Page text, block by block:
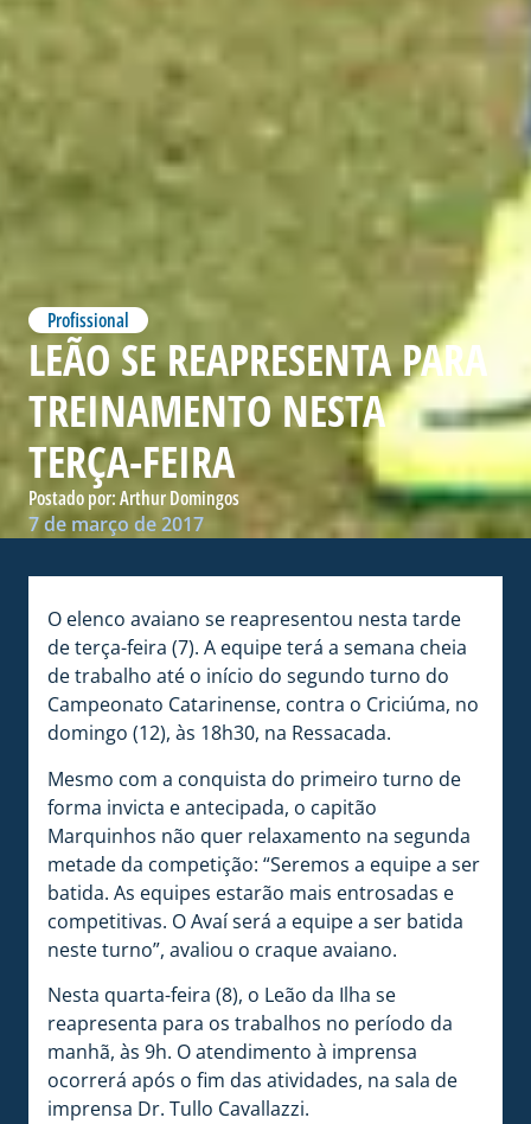
Profissional
LEÃO SE REAPRESENTA PARA
TREINAMENTO NESTA
TERÇA-FEIRA
Postado por:Arthur Domingos
7 de março de 2017
O elenco avaiano se reapresentou nesta tarde
de terça-feira (7). A equipe terá a semana cheia
de trabalho até o início do segundo turno do
Campeonato Catarinense, contra o Criciúma, no
domingo (12), às 18h30, na Ressacada.
Mesmo com a conquista do primeiro turno de
forma invicta e antecipada, o capitão
Marquinhos não quer relaxamento na segunda
metade da competição: “Seremos a equipe a ser
batida. As equipes estarão mais entrosadas e
competitivas. O Avaí será a equipe a ser batida
neste turno”, avaliou o craque avaiano.
Nesta quarta-feira (8), o Leão da Ilha se
reapresenta para os trabalhos no período da
manhã, às 9h. O atendimento à imprensa
ocorrerá após o fim das atividades, na sala de
imprensa Dr. Tullo Cavallazzi.